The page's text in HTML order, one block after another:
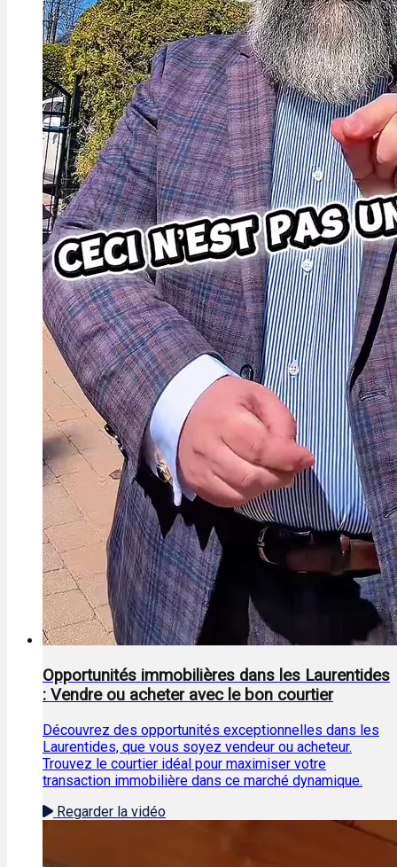
Opportunités immobilières dans les Laurentides
: Vendre ou acheter avec le bon courtier
Découvrez des opportunités exceptionnelles dans les
Laurentides, que vous soyez vendeur ou acheteur.
Trouvez le courtier idéal pour maximiser votre
transaction immobilière dans ce marché dynamique.
Regarder la vidéo